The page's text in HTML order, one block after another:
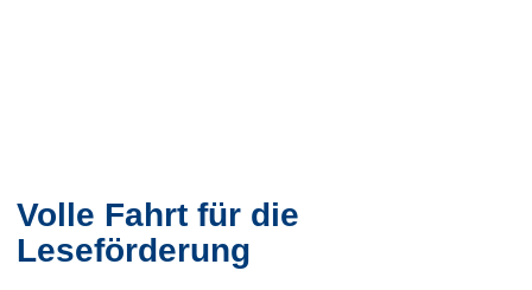
Volle Fahrt für die
Leseförderung